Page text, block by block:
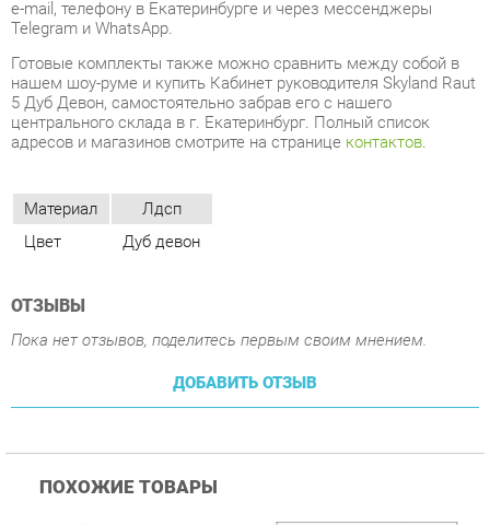
центрального склада в г. Екатеринбург. Полный список
адресов и магазинов смотрите на странице
Материал
Лдсп
Цвет
Дуб девон
Пока нет отзывов, поделитесь первым своим мнением.
ПОХОЖИЕ ТОВАРЫ